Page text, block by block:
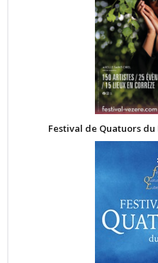
Festival de Quatuors